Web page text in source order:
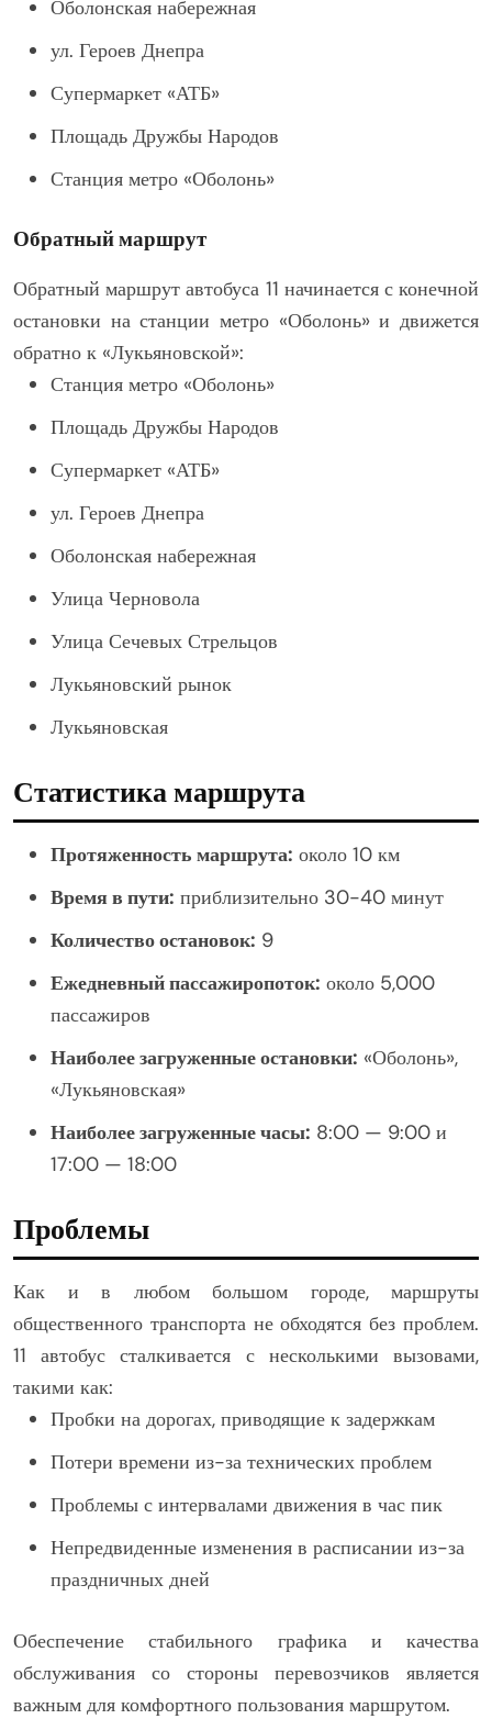
Оболонская набережная
ул. Героев Днепра
Супермаркет «АТБ»
Площадь Дружбы Народов
Станция метро «Оболонь»
Обратный маршрут
Обратный маршрут автобуса 11 начинается с конечной
остановки на станции метро «Оболонь» и движется
обратно к «Лукьяновской»:
Станция метро «Оболонь»
Площадь Дружбы Народов
Супермаркет «АТБ»
ул. Героев Днепра
Оболонская набережная
Улица Черновола
Улица Сечевых Стрельцов
Лукьяновский рынок
Лукьяновская
Статистика маршрута
Протяженность маршрута: около 10 км
Время в пути: приблизительно 30-40 минут
Количество остановок: 9
Ежедневный пассажиропоток: около 5,000
пассажиров
Наиболее загруженные остановки: «Оболонь»,
«Лукьяновская»
Наиболее загруженные часы: 8:00 — 9:00 и
17:00 — 18:00
Проблемы
Как и в любом большом городе, маршруты
общественного транспорта не обходятся без проблем.
11 автобус сталкивается с несколькими вызовами,
такими как:
Пробки на дорогах, приводящие к задержкам
Потери времени из-за технических проблем
Проблемы с интервалами движения в час пик
Непредвиденные изменения в расписании из-за
праздничных дней
Обеспечение стабильного графика и качества
обслуживания со стороны перевозчиков является
важным для комфортного пользования маршрутом.